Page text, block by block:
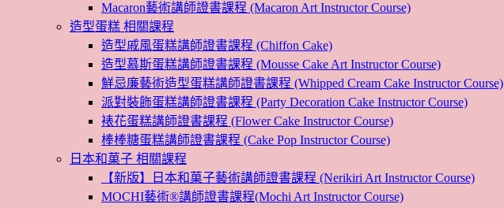
Macaron藝術講師證書課程 (Macaron Art Instructor Course)
造型蛋糕 相關課程
造型戚風蛋糕講師證書課程 (Chiffon Cake)
造型慕斯蛋糕講師證書課程 (Mousse Cake Art Instructor Course)
鮮忌廉藝術造型蛋糕講師證書課程 (Whipped Cream Cake Instructor Course)
派對裝飾蛋糕講師證書課程 (Party Decoration Cake Instructor Course)
裱花蛋糕講師證書課程 (Flower Cake Instructor Course)
棒棒糖蛋糕講師證書課程 (Cake Pop Instructor Course)
日本和菓子 相關課程
【新版】日本和菓子藝術講師證書課程 (Nerikiri Art Instructor Course)
MOCHI藝術®講師證書課程(Mochi Art Instructor Course)